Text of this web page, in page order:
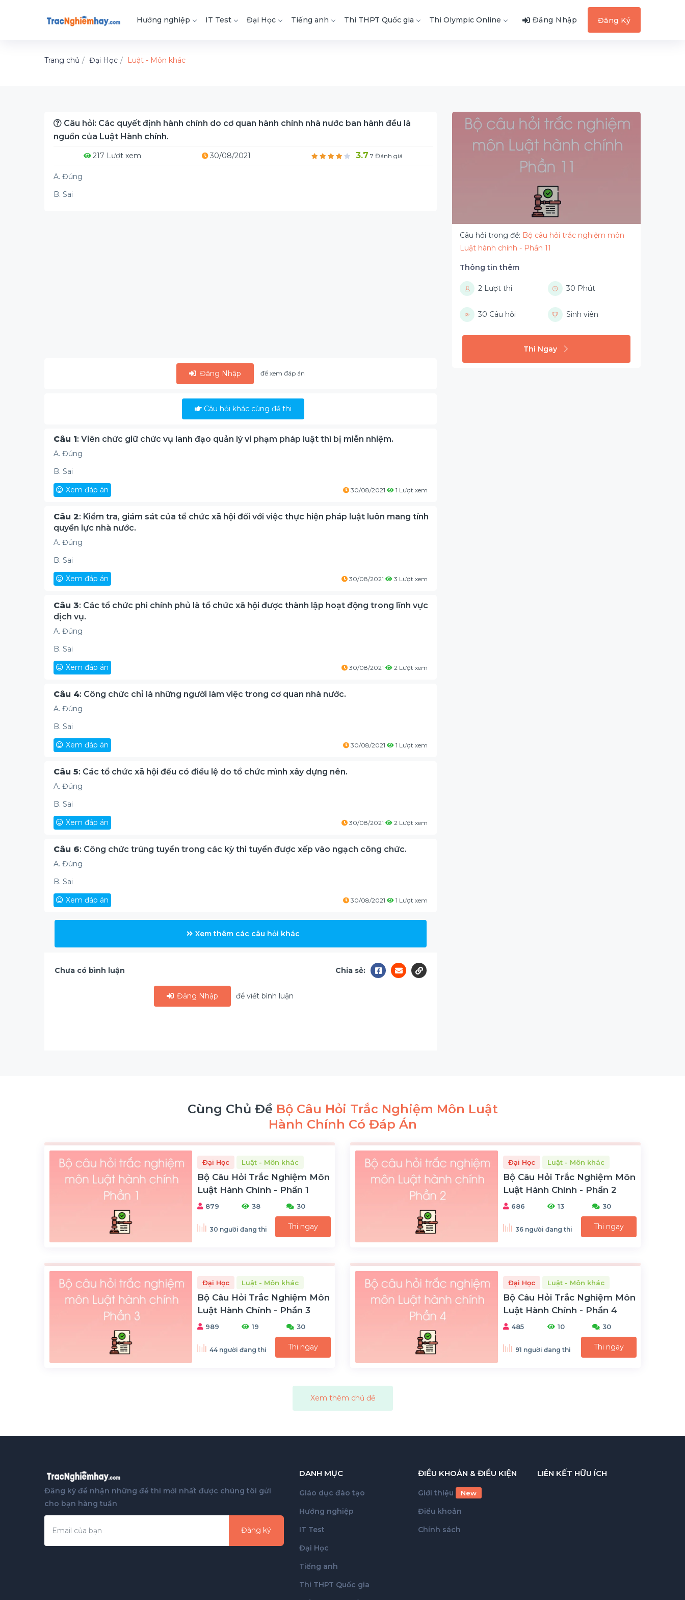
Hướng nghiệp IT Test Đại Học Tiếng anh Thi THPT Quốc gia Thi Olympic Online Đăng Nhập Đăng Ký
Trang chủ Đại Học Luật - Môn khác
Câu hỏi: Các quyết định hành chính do cơ quan hành chính nhà nước ban hành đều là
nguồn của Luật Hành chính.
217 Lượt xem 30/08/2021 3.7 7 Đánh giá
A. Đúng
B. Sai
Đăng Nhập để xem đáp án
Câu hỏi khác cùng đề thi
Câu 1: Viên chức giữ chức vụ lãnh đạo quản lý vi phạm pháp luật thì bị miễn nhiệm.
A. Đúng
B. Sai
Xem đáp án
30/08/2021 1 Lượt xem
Câu 2: Kiểm tra, giám sát của tể chức xã hội đối với việc thực hiện pháp luật luôn mang tính
quyền lực nhà nước.
A. Đúng
B. Sai
Xem đáp án
30/08/2021 3 Lượt xem
Câu 3: Các tổ chức phi chính phủ là tổ chức xã hội được thành lập hoạt động trong lĩnh vực
dịch vụ.
A. Đúng
B. Sai
Xem đáp án
30/08/2021 2 Lượt xem
Câu 4: Công chức chỉ là những người làm việc trong cơ quan nhà nước.
A. Đúng
B. Sai
Xem đáp án
30/08/2021 1 Lượt xem
Câu 5: Các tổ chức xã hội đều có điều lệ do tổ chức mình xây dựng nên.
A. Đúng
B. Sai
Xem đáp án
30/08/2021 2 Lượt xem
Câu 6: Công chức trúng tuyển trong các kỳ thi tuyển được xếp vào ngạch công chức.
A. Đúng
B. Sai
Xem đáp án
30/08/2021 1 Lượt xem
Xem thêm các câu hỏi khác
Chưa có bình luận Chia sẻ:
Đăng Nhập để viết bình luận
Câu hỏi trong đề: Bộ câu hỏi trắc nghiệm môn
Luật hành chính - Phần 11
Thông tin thêm
2 Lượt thi 30 Phút
30 Câu hỏi Sinh viên
Thi Ngay
Cùng Chủ Đề Bộ Câu Hỏi Trắc Nghiệm Môn Luật
Hành Chính Có Đáp Án
Đại Học Luật - Môn khác
Bộ Câu Hỏi Trắc Nghiệm Môn
Luật Hành Chính - Phần 1
879 38 30
30 người đang thi Thi ngay
Đại Học Luật - Môn khác
Bộ Câu Hỏi Trắc Nghiệm Môn
Luật Hành Chính - Phần 2
686 13 30
36 người đang thi Thi ngay
Đại Học Luật - Môn khác
Bộ Câu Hỏi Trắc Nghiệm Môn
Luật Hành Chính - Phần 3
989 19 30
44 người đang thi Thi ngay
Đại Học Luật - Môn khác
Bộ Câu Hỏi Trắc Nghiệm Môn
Luật Hành Chính - Phần 4
485 10 30
91 người đang thi Thi ngay
Xem thêm chủ đề
Đăng ký để nhận những đề thi mới nhất được chúng tôi gửi
cho bạn hàng tuần
Đăng ký
DANH MỤC
Giáo dục đào tạo
Hướng nghiệp
IT Test
Đại Học
Tiếng anh
Thi THPT Quốc gia
ĐIỀU KHOẢN & ĐIỀU KIỆN
Giới thiệu New
Điều khoản
Chính sách
LIÊN KẾT HỮU ÍCH